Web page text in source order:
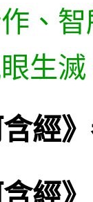
、
生滅
經
經》